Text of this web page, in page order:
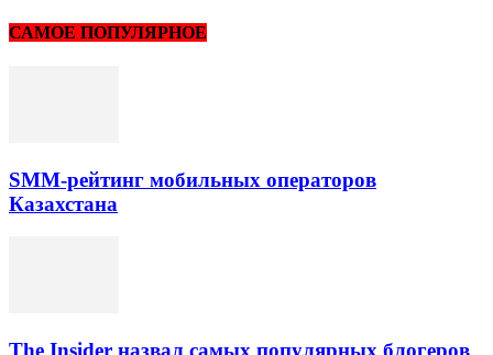
САМОЕ ПОПУЛЯРНОЕ
SMM-рейтинг мобильных операторов
Казахстана
The Insider назвал самых популярных блогеров